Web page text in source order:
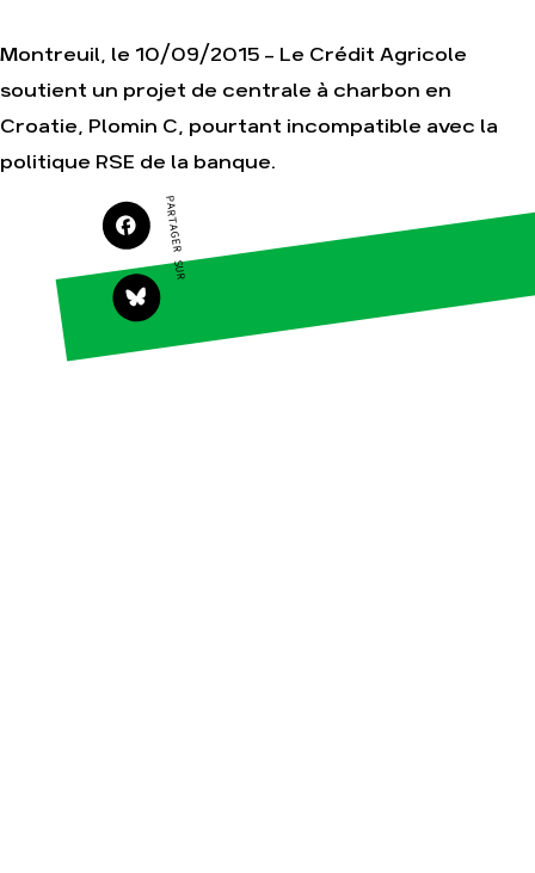
Agir
Faire un don
S'engager sur le
Agir au quotidien
Soutenir les
campagnes
Transmettre tout
ou partie de son
thématiques
Agriculture
Forêts
Montreuil, le 10/09/2015 – Le Crédit Agricole
soutient un projet de centrale à charbon en
Croatie, Plomin C, pourtant incompatible avec la
politique RSE de la banque.
PARTAGER SUR